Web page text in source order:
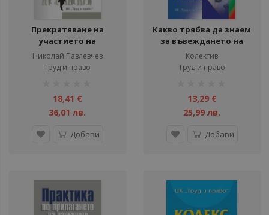
Прекратяване на
участието на
длъжника в търговски
дружества поради
несъстоятелност
Николай Павлевчев
Труд и право
18,41 €
36,01 лв.
Добави
Какво трябва да знаем
за въвеждането на
еврото в България
Колектив
Труд и право
13,29 €
25,99 лв.
Добави